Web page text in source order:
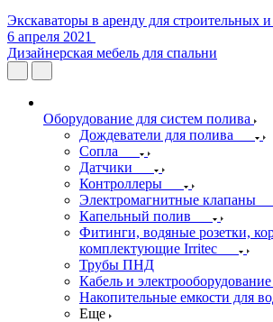
Экскаваторы в аренду для строительных
6 апреля 2021
Дизайнерская мебель для спальни
Оборудование для систем полива
Дождеватели для полива
Сопла
Датчики
Контроллеры
Электромагнитные клапаны
Капельный полив
Фитинги, водяные розетки,
комплектующие Irritec
Трубы ПНД
Кабель и
Накопительные емкости для
Еще